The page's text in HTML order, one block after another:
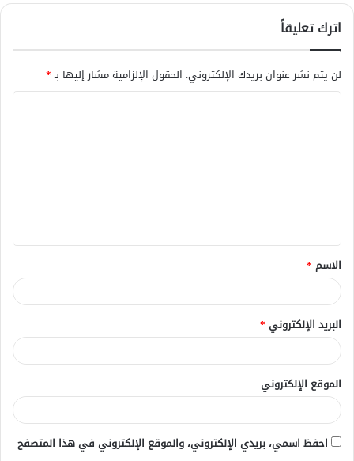
اترك تعليقاً
لن يتم نشر عنوان بريدك الإلكتروني. الحقول الإلزامية مشار إليها بـ*
ق
*
الاسم *
البريد الإلكتروني *
الموقع الإلكتروني
احفظ اسمي، بريدي الإلكتروني، والموقع الإلكتروني في هذا المتصفح